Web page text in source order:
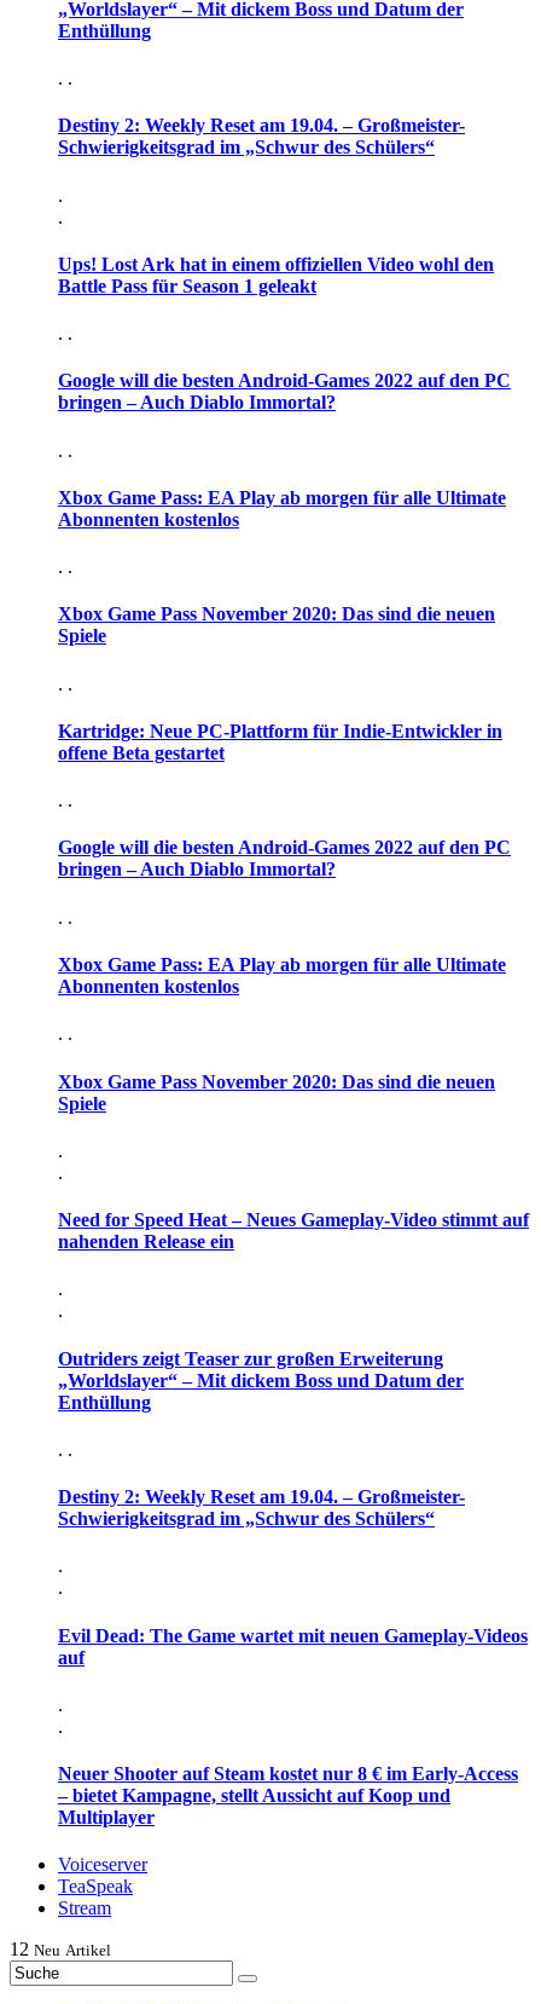
„Worldslayer“ – Mit dickem Boss und Datum der
Enthüllung
. .
Destiny 2: Weekly Reset am 19.04. – Großmeister-
Schwierigkeitsgrad im „Schwur des Schülers“
.
.
Ups! Lost Ark hat in einem offiziellen Video wohl den
Battle Pass für Season 1 geleakt
. .
Google will die besten Android-Games 2022 auf den PC
bringen – Auch Diablo Immortal?
. .
Xbox Game Pass: EA Play ab morgen für alle Ultimate
Abonnenten kostenlos
. .
Xbox Game Pass November 2020: Das sind die neuen
Spiele
. .
Kartridge: Neue PC-Plattform für Indie-Entwickler in
offene Beta gestartet
. .
Google will die besten Android-Games 2022 auf den PC
bringen – Auch Diablo Immortal?
. .
Xbox Game Pass: EA Play ab morgen für alle Ultimate
Abonnenten kostenlos
. .
Xbox Game Pass November 2020: Das sind die neuen
Spiele
.
.
Need for Speed Heat – Neues Gameplay-Video stimmt auf
nahenden Release ein
.
.
Outriders zeigt Teaser zur großen Erweiterung
„Worldslayer“ – Mit dickem Boss und Datum der
Enthüllung
. .
Destiny 2: Weekly Reset am 19.04. – Großmeister-
Schwierigkeitsgrad im „Schwur des Schülers“
.
.
Evil Dead: The Game wartet mit neuen Gameplay-Videos
auf
.
.
Neuer Shooter auf Steam kostet nur 8 € im Early-Access
– bietet Kampagne, stellt Aussicht auf Koop und
Multiplayer
Voiceserver
TeaSpeak
Stream
12 Neu Artikel